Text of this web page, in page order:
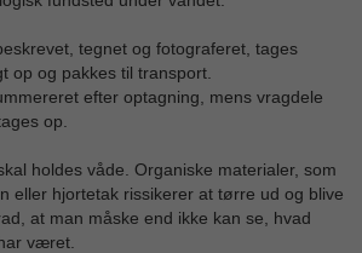
tegnet og fotograferet, tages
op og pakkes til transport.
efter optagning, mens vragdele
op.
holdes våde. Organiske materialer, som
eller hjortetak rissikerer at tørre ud og blive
at man måske end ikke kan se, hvad
været.